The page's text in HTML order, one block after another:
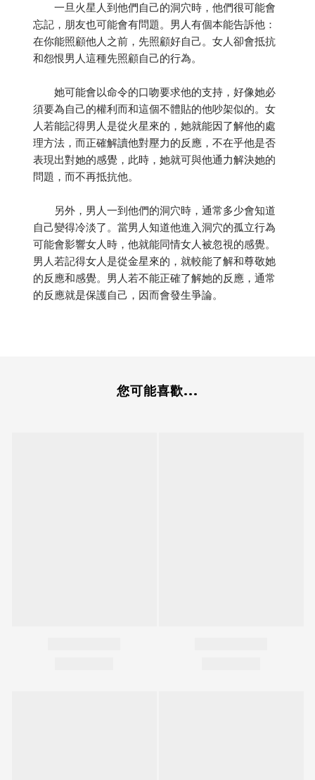
一旦火星人到他們自己的洞穴時，他們很可能會
忘記，朋友也可能會有問題。男人有個本能告訴他：
在你能照顧他人之前，先照顧好自己。女人卻會抵抗
和怨恨男人這種先照顧自己的行為。
她可能會以命令的口吻要求他的支持，好像她必
須要為自己的權利而和這個不體貼的他吵架似的。女
人若能記得男人是從火星來的，她就能因了解他的處
理方法，而正確解讀他對壓力的反應，不在乎他是否
表現出對她的感覺，此時，她就可與他通力解決她的
問題，而不再抵抗他。
另外，男人一到他們的洞穴時，通常多少會知道
自己變得冷淡了。當男人知道他進入洞穴的孤立行為
可能會影響女人時，他就能同情女人被忽視的感覺。
男人若記得女人是從金星來的，就較能了解和尊敬她
的反應和感覺。男人若不能正確了解她的反應，通常
的反應就是保護自己，因而會發生爭論。
您可能喜歡...